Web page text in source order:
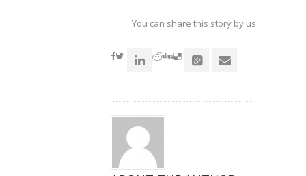
共
享
窗
口
共
享
窗
口
共
享
窗
口
You can share this story by using your